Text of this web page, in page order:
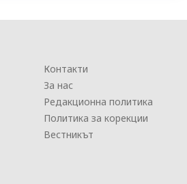
Контакти
За нас
Редакционна политика
Политика за корекции
Вестникът